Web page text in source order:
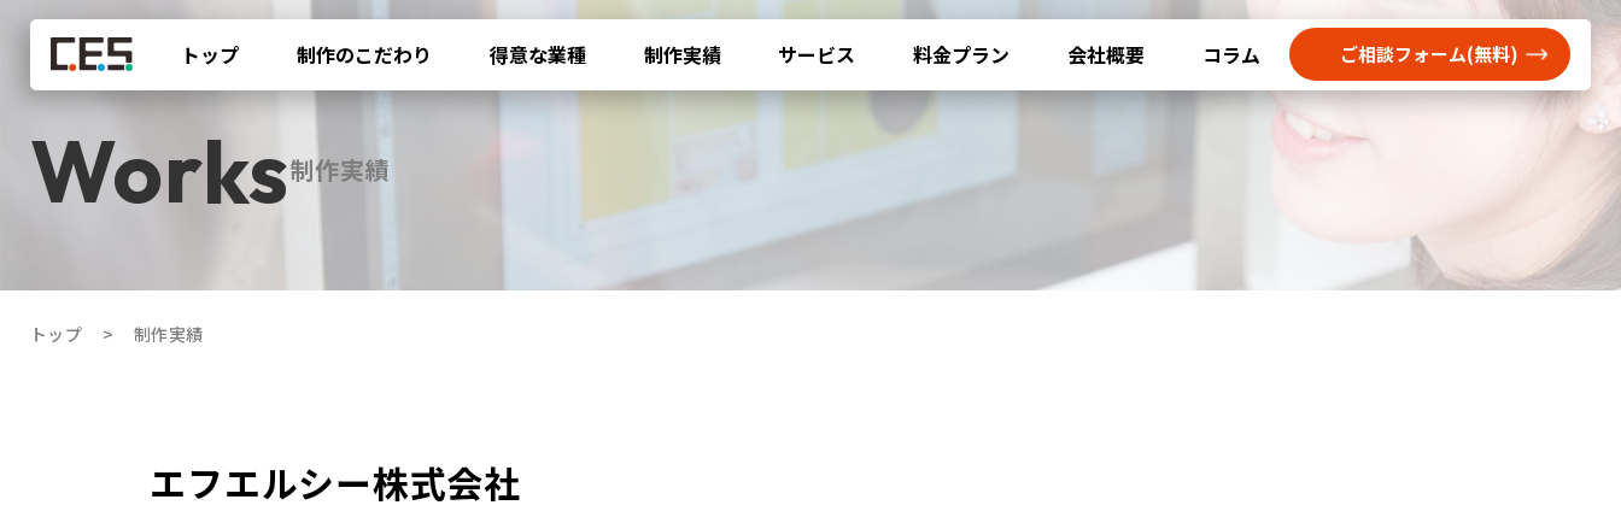
トップ 制作のこだわり 得意な業種 制作実績 サービス 料金プラン 会社概要 コラム ご相談フォーム(無料)
制作実績
トップ 制作実績
エフエルシー株式会社